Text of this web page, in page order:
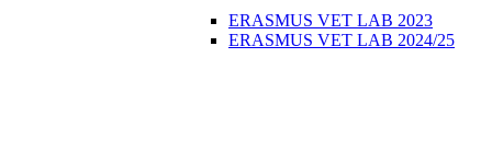
ERASMUS VET LAB 2023
ERASMUS VET LAB 2024/25